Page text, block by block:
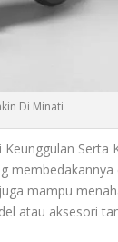
Di Minati
Serta
mampu
atau aksesori